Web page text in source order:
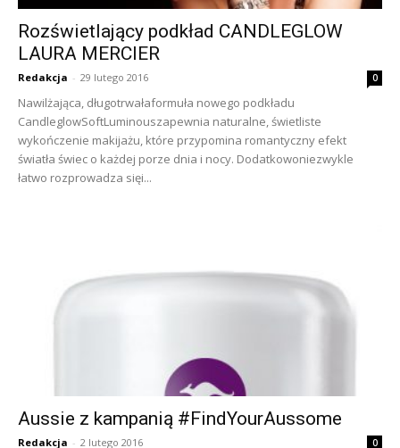
Rozświetlający podkład CANDLEGLOW
LAURA MERCIER
Redakcja - 29 lutego 2016 0
Nawilżająca, długotrwałaformuła nowego podkładu
CandleglowSoftLuminouszapewnia naturalne, świetliste
wykończenie makijażu, które przypomina romantyczny efekt
światła świec o każdej porze dnia i nocy. Dodatkowoniezwykle
łatwo rozprowadza sięi...
Aussie z kampanią #FindYourAussome
Redakcja - 2 lutego 2016 0